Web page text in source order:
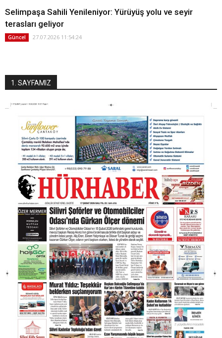
Selimpaşa Sahili Yenileniyor: Yürüyüş yolu ve seyir
terasları geliyor
Güncel 27.07.2026 11:54:24
1. SAYFAMIZ